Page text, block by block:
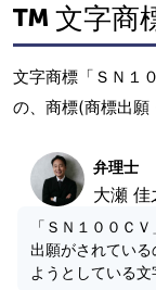
文字商
文字商標「ＳＮ１
の、商標(商標出願
弁理士
大瀬 佳
「ＳＮ１００Ｃ
出願がされてい
ようとしている